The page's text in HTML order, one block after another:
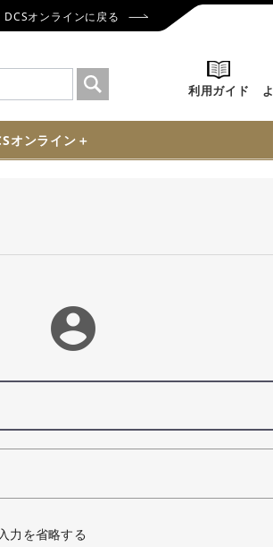
DCSオンラインに戻る
利用ガイド
オンライン＋
account_circle
力を省略する